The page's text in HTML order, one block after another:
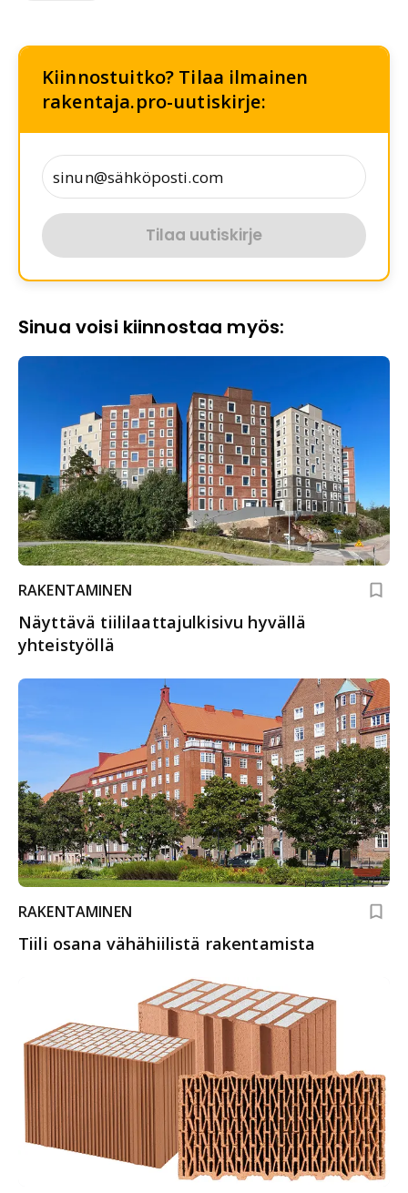
Kiinnostuitko? Tilaa ilmainen
rakentaja.pro-uutiskirje:
Tilaa uutiskirje
Sinua voisi kiinnostaa myös:
RAKENTAMINEN
Näyttävä tiililaattajulkisivu hyvällä
yhteistyöllä
RAKENTAMINEN
Tiili osana vähähiilistä rakentamista